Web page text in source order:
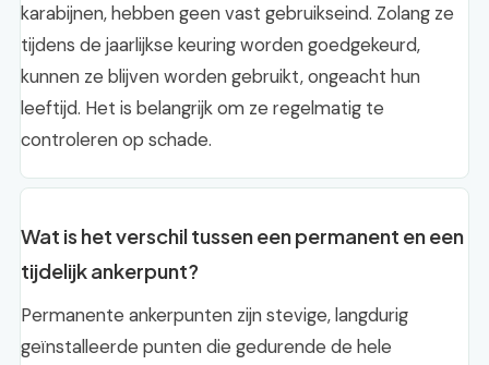
karabijnen, hebben geen vast gebruikseind. Zolang ze
tijdens de jaarlijkse keuring worden goedgekeurd,
kunnen ze blijven worden gebruikt, ongeacht hun
leeftijd. Het is belangrijk om ze regelmatig te
controleren op schade.
Wat is het verschil tussen een permanent en een
tijdelijk ankerpunt?
Permanente ankerpunten zijn stevige, langdurig
geïnstalleerde punten die gedurende de hele